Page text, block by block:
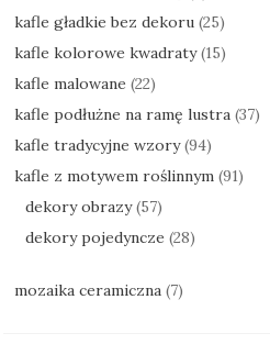
kafle gładkie bez dekoru (25)
kafle kolorowe kwadraty (15)
kafle malowane (22)
kafle podłużne na ramę lustra (37)
kafle tradycyjne wzory (94)
kafle z motywem roślinnym (91)
dekory obrazy (57)
dekory pojedyncze (28)
mozaika ceramiczna (7)